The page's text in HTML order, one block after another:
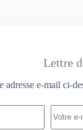
Lettre
adresse e-mail ci-